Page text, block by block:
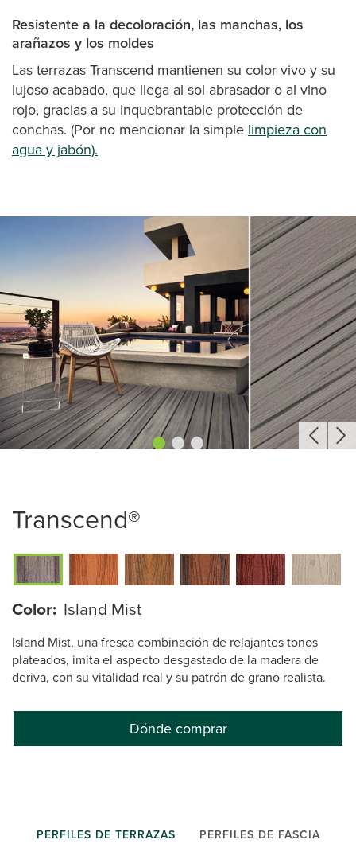
Resistente a la decoloración, las manchas, los
arañazos y los moldes
Las terrazas Transcend mantienen su color vivo y su
lujoso acabado, que llega al sol abrasador o al vino
rojo, gracias a su inquebrantable protección de
conchas. (Por no mencionar la simple limpieza con
agua y jabón).
Transcend®
Color: Island Mist
Island Mist, una fresca combinación de relajantes tonos
plateados, imita el aspecto desgastado de la madera de
deriva, con su vitalidad real y su patrón de grano realista.
Dónde comprar
PERFILES DE TERRAZAS PERFILES DE FASCIA